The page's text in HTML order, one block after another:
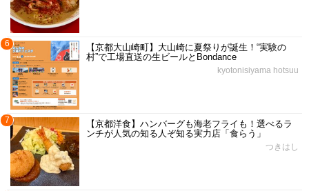
6
【京都大山崎町】大山崎に夏祭りが誕生！“実験の
村”で工場直送の生ビールとBondance
kyotonisiyama hotsuu
7
【京都洋食】ハンバーグも海老フライも！選べるラ
ンチが人気の知る人ぞ知る実力店「食らう」
つきはし